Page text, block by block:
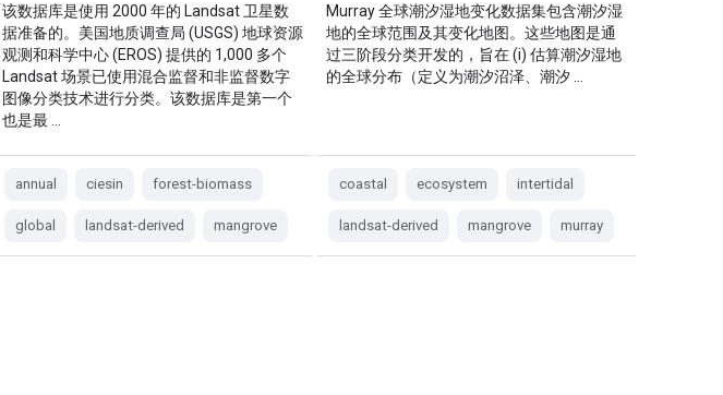
该数据库是使用 2000 年的 Landsat 卫星数
据准备的。美国地质调查局 (USGS) 地球资源
观测和科学中心 (EROS) 提供的 1,000 多个
Landsat 场景已使用混合监督和非监督数字
图像分类技术进行分类。该数据库是第一个
也是最 …
annual ciesin forest-biomass
global landsat-derived mangrove
Murray 全球潮汐湿地变化数据集包含潮汐湿
地的全球范围及其变化地图。这些地图是通
过三阶段分类开发的，旨在 (i) 估算潮汐湿地
的全球分布（定义为潮汐沼泽、潮汐 …
coastal ecosystem intertidal
landsat-derived mangrove murray